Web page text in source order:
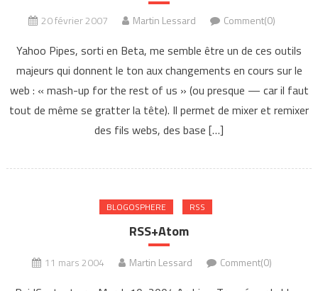
20 février 2007 Martin Lessard Comment(0)
Yahoo Pipes, sorti en Beta, me semble être un de ces outils
majeurs qui donnent le ton aux changements en cours sur le
web : « mash-up for the rest of us » (ou presque — car il faut
tout de même se gratter la tête). Il permet de mixer et remixer
des fils webs, des base […]
BLOGOSPHERE RSS
RSS+Atom
11 mars 2004 Martin Lessard Comment(0)